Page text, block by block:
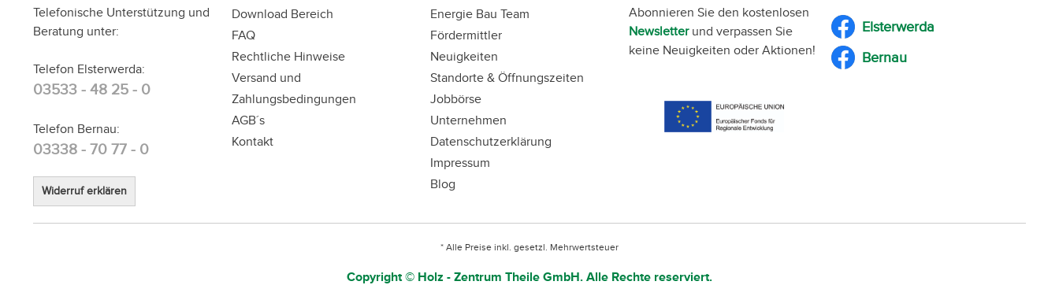
Telefonische Unterstützung und
Beratung unter:
Telefon Elsterwerda:
03533 - 48 25 - 0
Telefon Bernau:
03338 - 70 77 - 0
Widerruf erklären
Download Bereich
FAQ
Rechtliche Hinweise
Versand und
Zahlungsbedingungen
AGB´s
Kontakt
Energie Bau Team
Fördermittler
Neuigkeiten
Standorte & Öffnungszeiten
Jobbörse
Unternehmen
Datenschutzerklärung
Impressum
Blog
Abonnieren Sie den kostenlosen
Newsletterund verpassen Sie
keine Neuigkeiten oder Aktionen!
Elsterwerda
Bernau
* Alle Preise inkl. gesetzl. Mehrwertsteuer
Copyright © Holz - Zentrum Theile GmbH. Alle Rechte reserviert.